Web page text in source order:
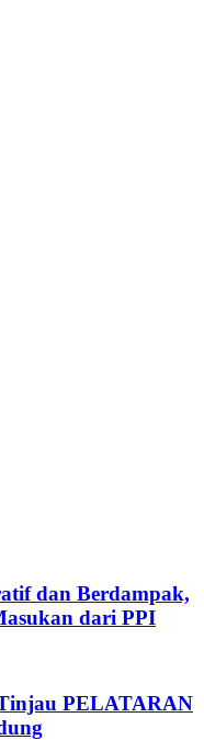
dan Berdampak,
dari PPI
PELATARAN